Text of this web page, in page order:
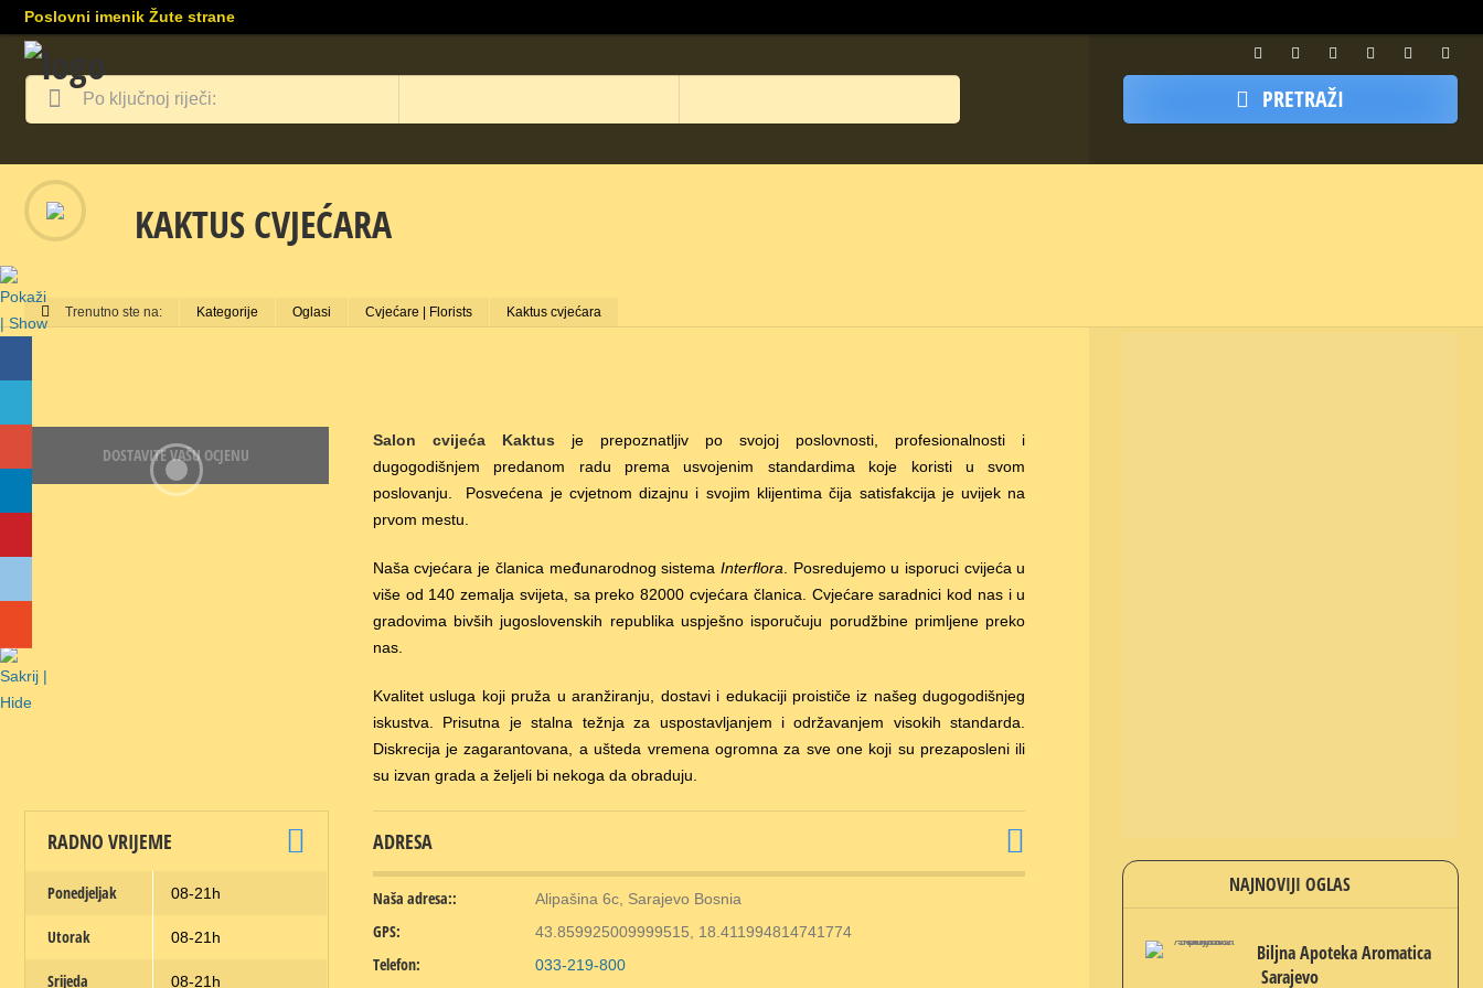
Poslovni imenik Žute strane
PRETRAŽI
KAKTUS CVJEĆARA
Trenutno ste na: Kategorije Oglasi Cvjećare | Florists Kaktus cvjećara
DOSTAVITE VAŠU OCJENU
Salon cvijeća Kaktus je prepoznatljiv po svojoj poslovnosti, profesionalnosti i
dugogodišnjem predanom radu prema usvojenim standardima koje koristi u svom
poslovanju. Posvećena je cvjetnom dizajnu i svojim klijentima čija satisfakcija je uvijek na
prvom mestu.
Naša cvjećara je članica međunarodnog sistema Interflora . Posredujemo u isporuci cvijeća u
više od 140 zemalja svijeta, sa preko 82000 cvjećara članica. Cvjećare saradnici kod nas i u
gradovima bivših jugoslovenskih republika uspješno isporučuju porudžbine primljene preko
nas.
Kvalitet usluga koji pruža u aranžiranju, dostavi i edukaciji proističe iz našeg dugogodišnjeg
iskustva. Prisutna je stalna težnja za uspostavljanjem i održavanjem visokih standarda.
Diskrecija je zagarantovana, a ušteda vremena ogromna za sve one koji su prezaposleni ili
su izvan grada a željeli bi nekoga da obraduju.
RADNO VRIJEME
Ponedjeljak 08-21h
Utorak 08-21h
Srijeda 08-21h
ADRESA
Naša adresa:: Alipašina 6c, Sarajevo Bosnia
GPS: 43.859925009999515, 18.411994814741774
Telefon: 033-219-800
NAJNOVIJI OGLAS
Biljna Apoteka Aromatica
Sarajevo